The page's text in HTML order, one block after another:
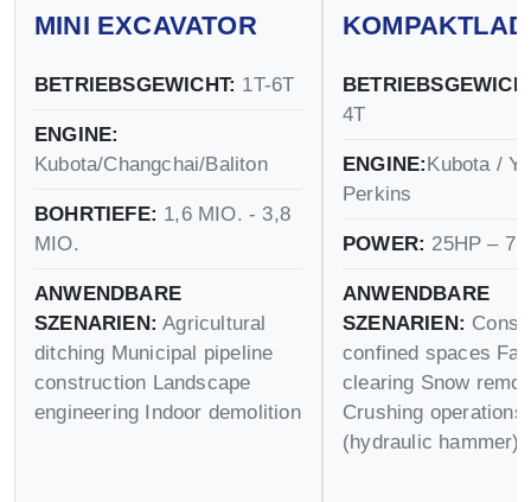
MINI EXCAVATOR
BETRIEBSGEWICHT: 1T-6T
ENGINE:
Kubota/Changchai/Baliton
BOHRTIEFE: 1,6 MIO. - 3,8
MIO.
ANWENDBARE
SZENARIEN: Agricultural
ditching Municipal pipeline
construction Landscape
engineering Indoor demolition
4T
ENGINE:Kubota /
Perkins
POWER: 25HP –
ANWENDBARE
SZENARIEN:
confined spaces
clearing Snow
Crushing operations
(hydraulic hammer)